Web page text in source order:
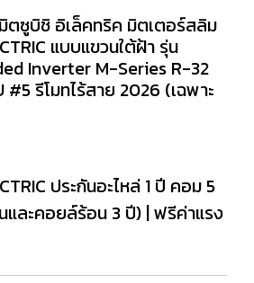
ตซูบิชิ อิเล็คทริค มิตเตอร์สลิม
แบบแขวนใต้ฝ้า รุ่น
Inverter M-Series R-32
#5 รีโมทไร้สาย 2026 (เฉพาะ
ประกันอะไหล่ 1 ปี คอม 5
ละคอยล์ร้อน 3 ปี) | ฟรีค่าแรง